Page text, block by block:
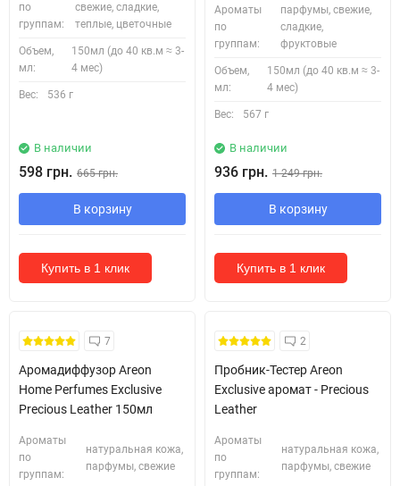
по
группам:
свежие, сладкие,
теплые, цветочные
Объем,
мл:
150мл (до 40 кв.м ≈ 3-
4 мес)
Вес: 536 г
В наличии
598 грн. 665 грн.
В корзину
Купить в 1 клик
Ароматы
по
группам:
парфумы, свежие,
сладкие,
фруктовые
Объем,
мл:
150мл (до 40 кв.м ≈ 3-
4 мес)
Вес: 567 г
В наличии
936 грн. 1 249 грн.
В корзину
Купить в 1 клик
7
Аромадиффузор Areon
Home Perfumes Exclusive
Precious Leather 150мл
Ароматы
по
группам:
натуральная кожа,
парфумы, свежие
Кожні 1500₴ чеку = 1 тестер
2
Пробник-Тестер Areon
Exclusive аромат - Precious
Leather
Ароматы
по
группам:
натуральная кожа,
парфумы, свежие